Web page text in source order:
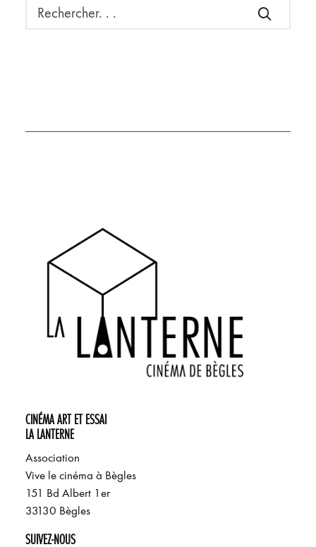
CINÉMA ART ET ESSAI
LA LANTERNE
Association
Vive le cinéma à Bègles
151 Bd Albert 1er
33130 Bègles
SUIVEZ-NOUS